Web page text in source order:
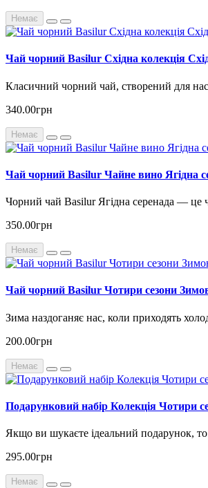
Немає
Чай чорний Basilur Східна колекція
Класичний чорний чай, створений для
340.00грн
Немає
Чай чорний Basilur Чайне вино Ягідна
Чорний чай Basilur Ягідна серенада — це
350.00грн
Немає
Чай чорний Basilur Чотири сезони
Зима наздоганяє нас, коли приходять
200.00грн
Немає
Подарунковий набір Колекція Чотири
Якщо ви шукаєте ідеальний подарунок,
295.00грн
Немає